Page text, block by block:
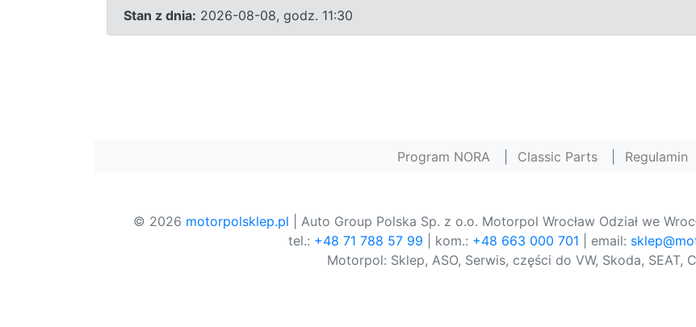
Stan z dnia: 2026-08-08, godz. 11:30
Program NORA Classic Parts Regulamin
© 2026 motorpolsklep.pl | Auto Group Polska Sp. z o.o. Motorpol Wrocław Odział we
tel.: +48 71 788 57 99 | kom.: +48 663 000 701 | email:
Motorpol: Sklep, ASO, Serwis, części do VW, Skoda, SEAT,